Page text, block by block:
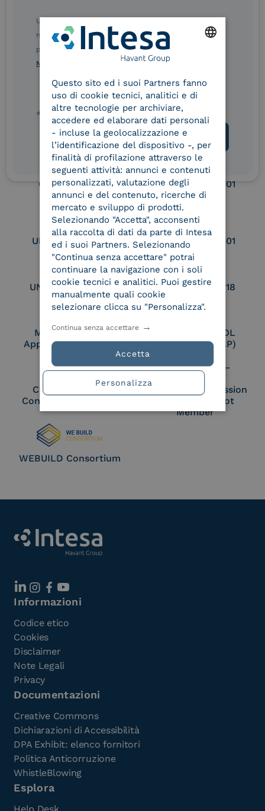
eIDAS Qualified Trust
Service Provider
eIDAS Qualified Trust
Service Provider for
Remote Qualified
Seal Creation
Service Provider e
Aggregatore SPID
Service Provider e
Aggregatore CIE
Conservatore
qualificato
UNI EN ISO 37001
UNI EN ISO 9001 UNI EN ISO 27001
UNI EN ISO 27017 UNI EN ISO 27018
Membro Adobe
Approved Trust List
Certified PEPPOL
Access Point (AP)
Cloud Signature
Consortium Member
European Commission
Large Scale Pilot
Member
WEBUILD Consortium
Ulteriori informazioni sulle procedure sono disponibili
nelle Norme di tutela della privacy INTESA. Inoltrando il
presente modulo, dichiaro di aver letto e compreso le
Norme di tutela della privacy INTESA .
* campo obbligatorio
Informazioni
Codice etico
Cookies
Disclaimer
Note Legali
Privacy
Documentazioni
Creative Commons
Dichiarazioni di Accessibilità
DPA Exhibit: elenco fornitori
Politica Anticorruzione
WhistleBlowing
Esplora
ITALIAN
Questo sito ed i suoi Partners fanno
uso di cookie tecnici, analitici e di
altre tecnologie per archiviare,
accedere ed elaborare dati personali
- incluse la geolocalizzazione e
l’identificazione del dispositivo -, per
finalità di profilazione attraverso le
seguenti attività: annunci e contenuti
personalizzati, valutazione degli
annunci e del contenuto, ricerche di
mercato e sviluppo di prodotti.
Selezionando "Accetta", acconsenti
alla raccolta di dati da parte di Intesa
ed i suoi Partners. Selezionando
"Continua senza accettare" potrai
continuare la navigazione con i soli
cookie tecnici e analitici. Puoi gestire
manualmente quali cookie
selezionare clicca su "Personalizza".
Accetta
Continua senza accettare
Personalizza